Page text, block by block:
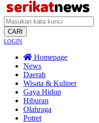
CARI
LOGIN
Homepage
News
Daerah
Wisata & Kuliner
Gaya Hidup
Hiburan
Olahraga
Potret